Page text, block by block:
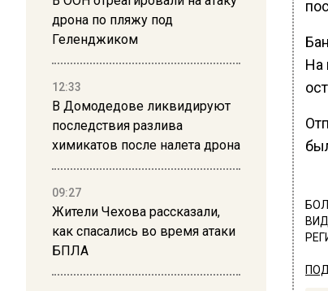
дрона по пляжу под
Геленджиком
12:33
В Домодедове ликвидируют
последствия разлива
химикатов после налета дрона
09:27
Жители Чехова рассказали,
как спасались во время атаки
БПЛА
На